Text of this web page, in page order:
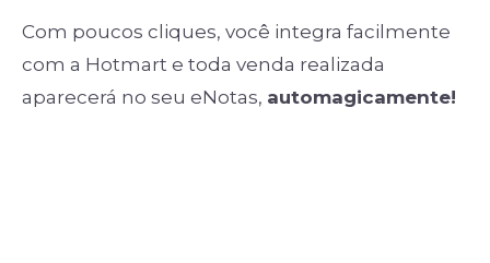
Com poucos cliques, você integra facilmente
com a Hotmart e toda venda realizada
aparecerá no seu eNotas, automagicamente!